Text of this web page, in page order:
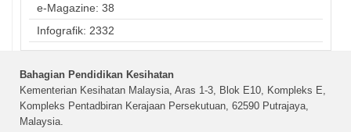
e-Magazine: 38
Infografik: 2332
Bahagian Pendidikan Kesihatan
Kementerian Kesihatan Malaysia, Aras 1-3, Blok E10, Kompleks E,
Kompleks Pentadbiran Kerajaan Persekutuan, 62590 Putrajaya,
Malaysia.